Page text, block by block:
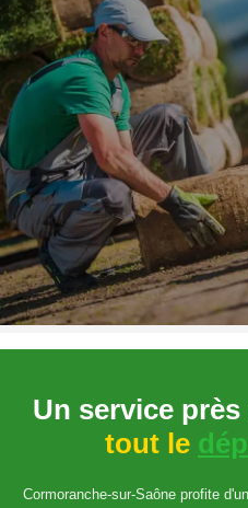
Un service
tout le
Cormoranche-sur-Saône profite